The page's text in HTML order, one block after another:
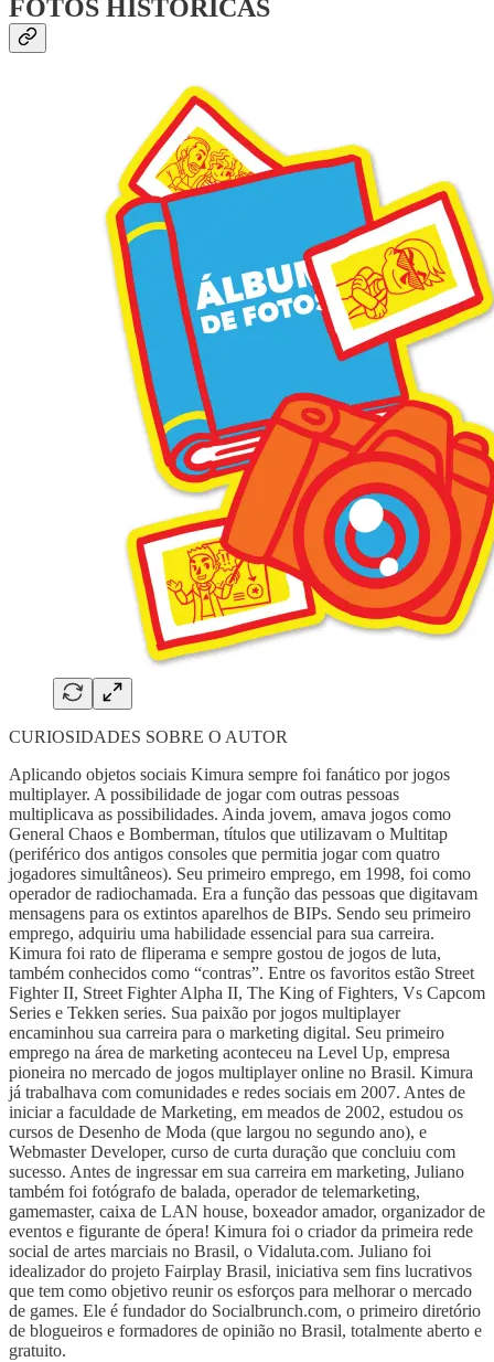
FOTOS HISTÓRICAS
CURIOSIDADES SOBRE O AUTOR
Aplicando objetos sociais Kimura sempre foi fanático por jogos
multiplayer. A possibilidade de jogar com outras pessoas
multiplicava as possibilidades. Ainda jovem, amava jogos como
General Chaos e Bomberman, títulos que utilizavam o Multitap
(periférico dos antigos consoles que permitia jogar com quatro
jogadores simultâneos). Seu primeiro emprego, em 1998, foi como
operador de radiochamada. Era a função das pessoas que digitavam
mensagens para os extintos aparelhos de BIPs. Sendo seu primeiro
emprego, adquiriu uma habilidade essencial para sua carreira.
Kimura foi rato de fliperama e sempre gostou de jogos de luta,
também conhecidos como “contras”. Entre os favoritos estão Street
Fighter II, Street Fighter Alpha II, The King of Fighters, Vs Capcom
Series e Tekken series. Sua paixão por jogos multiplayer
encaminhou sua carreira para o marketing digital. Seu primeiro
emprego na área de marketing aconteceu na Level Up, empresa
pioneira no mercado de jogos multiplayer online no Brasil. Kimura
já trabalhava com comunidades e redes sociais em 2007. Antes de
iniciar a faculdade de Marketing, em meados de 2002, estudou os
cursos de Desenho de Moda (que largou no segundo ano), e
Webmaster Developer, curso de curta duração que concluiu com
sucesso. Antes de ingressar em sua carreira em marketing, Juliano
também foi fotógrafo de balada, operador de telemarketing,
gamemaster, caixa de LAN house, boxeador amador, organizador de
eventos e figurante de ópera! Kimura foi o criador da primeira rede
social de artes marciais no Brasil, o Vidaluta.com. Juliano foi
idealizador do projeto Fairplay Brasil, iniciativa sem fins lucrativos
que tem como objetivo reunir os esforços para melhorar o mercado
de games. Ele é fundador do Socialbrunch.com, o primeiro diretório
de blogueiros e formadores de opinião no Brasil, totalmente aberto e
gratuito.